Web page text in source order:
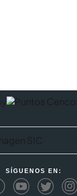
SÍGUENOS EN: